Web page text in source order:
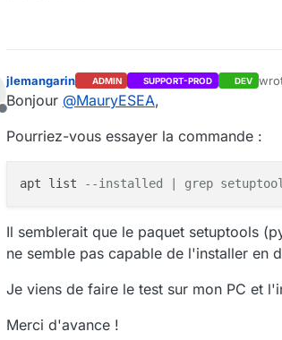
Offline
jlemangarin ADMIN SUPPORT-PROD DEV
last
Bonjour @MauryESEA,
Pourriez-vous essayer la commande :
apt list --installed | grep
Il semblerait que le paquet setuptools
ne semble pas capable de l'installer en
Je viens de faire le test sur mon PC et
Merci d'avance !